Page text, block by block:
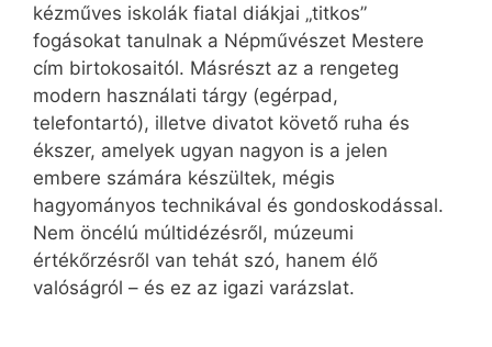
kézműves iskolák fiatal diákjai „titkos”
fogásokat tanulnak a Népművészet Mestere
cím birtokosaitól. Másrészt az a rengeteg
modern használati tárgy (egérpad,
telefontartó), illetve divatot követő ruha és
ékszer, amelyek ugyan nagyon is a jelen
embere számára készültek, mégis
hagyományos technikával és gondoskodással.
Nem öncélú múltidézésről, múzeumi
értékőrzésről van tehát szó, hanem élő
valóságról – és ez az igazi varázslat.